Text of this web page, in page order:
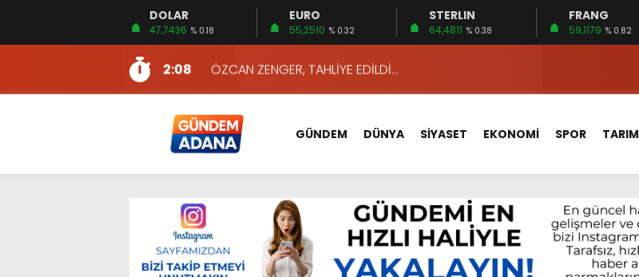
DOLAR
47,7436 % 0.18
EURO
55,2510 % 0.32
STERLIN
64,4811 % 0.38
FRANG
59,1179 % 0.82
13:10
İKİNCİ 500’DE ADANA’DAN 15 FİRMA
13:16
2:08
ÖZCAN ZENGER, TAHLİYE EDİLDİ…
16:00
AKILLI MERCEK HERKES İÇİN UYGUN MU?
10:06
ADANA’DAKİ CİNAYETLER MECLİSTE KONUŞULDU
13:54
NACAR: ESNAFIN SAĞLIK HİZMETLERİNİ KONUŞTUK
13:19
NACAR, DAHA İYİ SAĞLIK HİZMETLERİ İÇİN SAHADA
SULAMA KANALLARINDAKİ BOĞULMALARI ÖNLEMEK İÇİN GÖRÜŞTÜLER…
14:24
HERKES İÇİN ERİŞİLEBİLİR BEYİN SAĞLIĞI!
14:22
EMEKLİLER EN DÜŞÜK EMEKLİ AYLIĞININ 40 BİN LİRA OLMASINI İSTİYOR!
GÜNDEM DÜNYA SİYASET EKONOMİ SPOR TARIM